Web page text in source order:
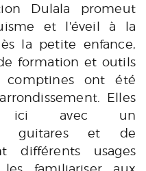
Dulala promeut
et l'éveil à la
la petite enfance,
formation et outils
comptines ont été
Elles
ici avec un
guitares et de
différents usages